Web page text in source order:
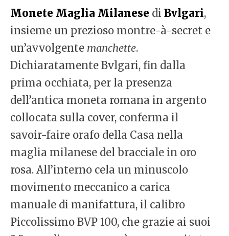
Monete Maglia Milanese di Bvlgari,
insieme un prezioso montre-à-secret e
un’avvolgente manchette.
Dichiaratamente Bvlgari, fin dalla
prima occhiata, per la presenza
dell’antica moneta romana in argento
collocata sulla cover, conferma il
savoir-faire orafo della Casa nella
maglia milanese del bracciale in oro
rosa. All’interno cela un minuscolo
movimento meccanico a carica
manuale di manifattura, il calibro
Piccolissimo BVP 100, che grazie ai suoi